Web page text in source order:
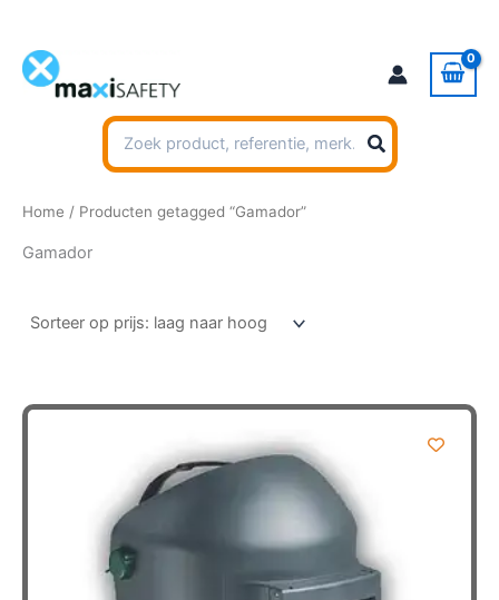
inhoud
Zoeken
naar:
Home / Producten getagged “Gamador”
Gamador